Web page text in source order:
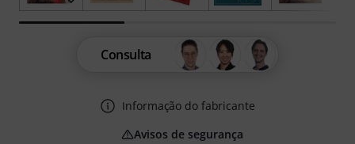
Consulta
Informação do fabricante
Avisos de segurança